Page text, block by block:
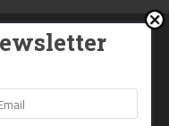
all'Unione Stampa
USPI
del 15 giugno 1982